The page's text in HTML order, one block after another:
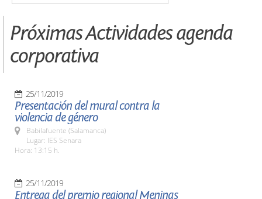
Próximas Actividades agenda
corporativa
25/11/2019
Presentación del mural contra la
violencia de género
Babilafuente (Salamanca)
Lugar: IES Senara
Hora: 13:15 h.
25/11/2019
Entrega del premio regional Meninas